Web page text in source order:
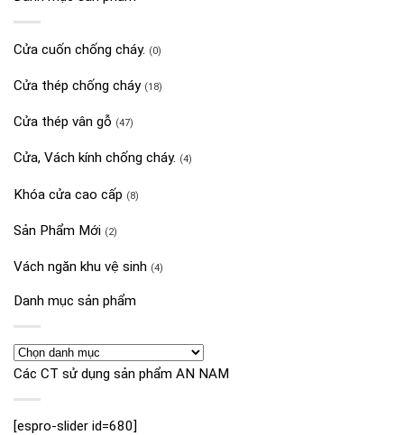
Cửa cuốn chống cháy. (0)
Cửa thép chống cháy (18)
Cửa thép vân gỗ (47)
Cửa, Vách kính chống cháy. (4)
Khóa cửa cao cấp (8)
Sản Phẩm Mới (2)
Vách ngăn khu vệ sinh (4)
Danh mục sản phẩm
Các CT sử dụng sản phẩm AN NAM
[espro-slider id=680]